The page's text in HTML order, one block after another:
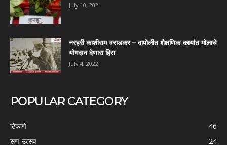
July 10, 2021
नरहरी काशीराम वराडकर – दापोलीत शैक्षणिक कार्यात मोलाचे
योगदान देणारा हिरा
July 4, 2022
POPULAR CATEGORY
ठिकाणे
46
सण-उत्सव
24